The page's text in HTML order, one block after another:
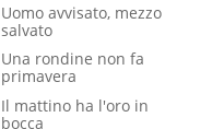
Uomo avvisato, mezzo
salvato
Una rondine non fa
primavera
Il mattino ha l'oro in
bocca